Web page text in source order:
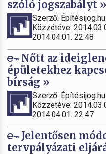
szóló jogszabályt »
Szerző: Építésijog.hu
Közzétéve:
2014.04.01. 22:48
Nőtt az
épületekhez
bírság »
Szerző: Építésijog.hu
Közzétéve:
2014.04.01. 22:47
Jelentősen
tervpályázati